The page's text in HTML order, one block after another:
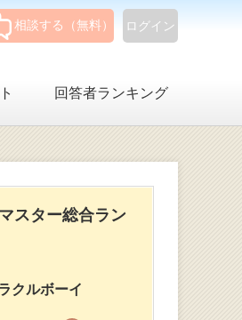
ログイン
相談する（無料）
回答者ランキング
スター総合ラン
クルボーイ